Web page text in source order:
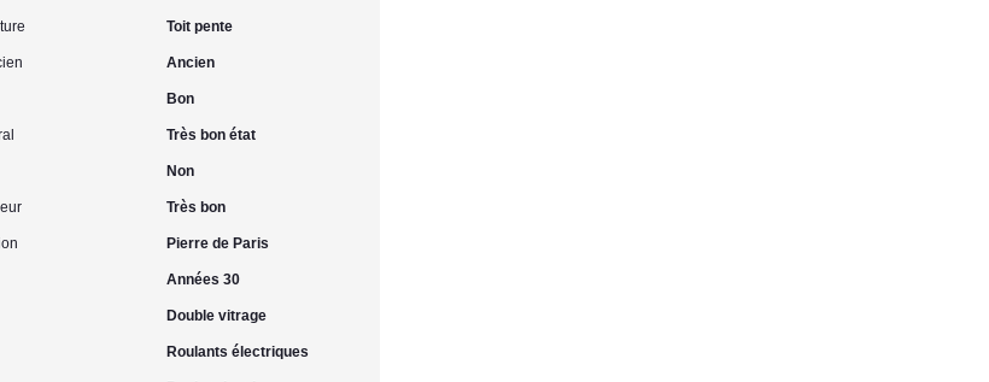
Toit pente
Ancien
Bon
Très bon état
Non
Très bon
Pierre de Paris
Années 30
Double vitrage
Roulants électriques